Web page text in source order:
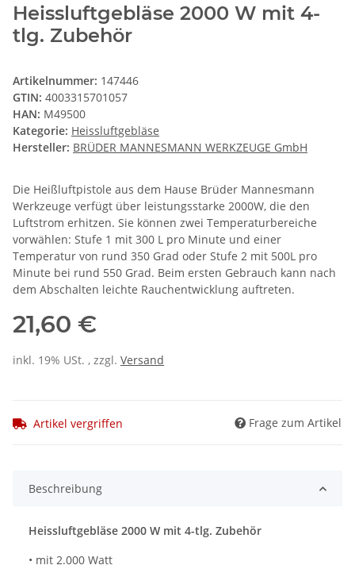
Heissluftgebläse 2000 W mit 4-
tlg. Zubehör
Artikelnummer: 147446
GTIN: 4003315701057
HAN: M49500
Kategorie: Heissluftgebläse
Hersteller: BRÜDER MANNESMANN WERKZEUGE GmbH
Die Heißluftpistole aus dem Hause Brüder Mannesmann
Werkzeuge verfügt über leistungsstarke 2000W, die den
Luftstrom erhitzen. Sie können zwei Temperaturbereiche
vorwählen: Stufe 1 mit 300 L pro Minute und einer
Temperatur von rund 350 Grad oder Stufe 2 mit 500L pro
Minute bei rund 550 Grad. Beim ersten Gebrauch kann nach
dem Abschalten leichte Rauchentwicklung auftreten.
21,60 €
inkl. 19% USt. , zzgl. Versand
Artikel vergriffen Frage zum Artikel
Beschreibung
Heissluftgebläse 2000 W mit 4-tlg. Zubehör
• mit 2.000 Watt